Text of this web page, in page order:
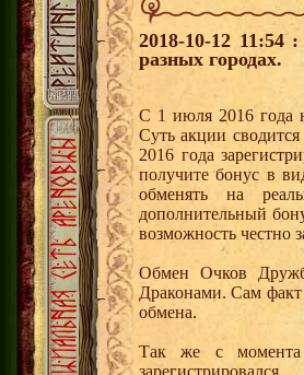
2018-10-12
разных городах.
С 1 июля 2016 года
Суть акции
2016 года
получите бонус в
обменять на
дополнительный
возможность честно
Обмен Очков
Драконами. Сам
обмена.
Так же с момента